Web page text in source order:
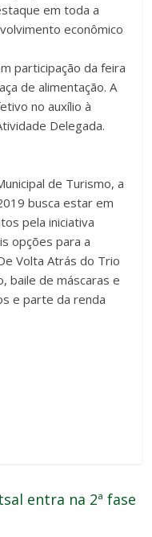
em toda a
econômico
participação da feira
de alimentação. A
no auxílio à
Delegada.
de Turismo, a
busca estar em
pela iniciativa
opções para a
Volta Atrás do Trio
baile de máscaras e
e parte da renda
entra na 2ª fase